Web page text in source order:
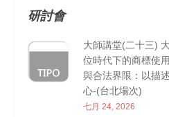
研討會
大師講堂(二十三)
位時代下的商標使
與合法界限：以描
心-(台北場次)
七月 24, 2026